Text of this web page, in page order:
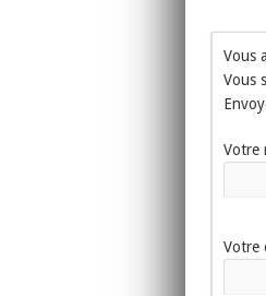
Vous
Vous
Votre
Votre